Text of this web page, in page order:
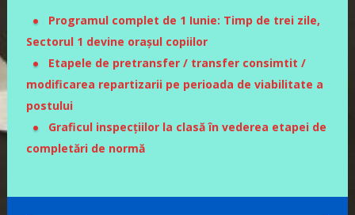
Programul complet de 1 Iunie: Timp de trei zile,
Sectorul 1 devine orașul copiilor
Etapele de pretransfer / transfer consimtit /
modificarea repartizarii pe perioada de viabilitate a
postului
Graficul inspecțiilor la clasă în vederea etapei de
completări de normă